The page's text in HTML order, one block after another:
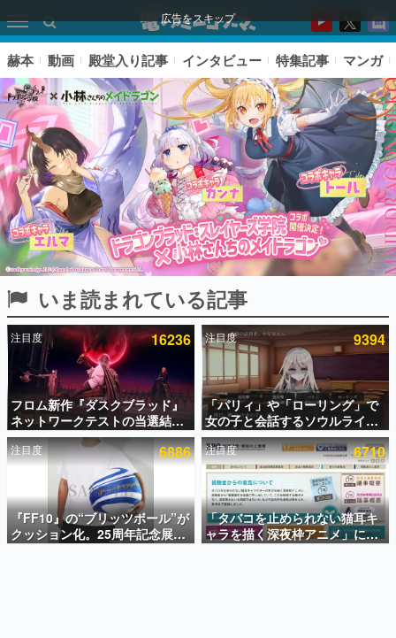
広告をスキップ
ピックアップ
電ファミのいま読まれている記事ランキング
アプリセール情報
インタビュー
連載・特集一覧
殿堂入り記事
SNS拡散数が数千以上！ ページビュー数万以上！ などな
ど。多くの人々に読まれた、電ファミ渾身の“殿堂入り”記
事をまとめました。
赫本 動画 殿堂入り記事 インタビュー 特集記事 マンガ
いま読まれている記事
注目度 16236
フロム新作『ダスクブラッド』
ネットワークテストの当選結果
が8月7日22時に発表。応募サイ
トのマイページから確認可能、
テスト実施は8月21日～24日
注目度 9394
「パリィ」や「ローリング」で
女の子と会話するソウルライク
恋愛ゲーム『小早川さんはソウ
ルライク』無料公開。返事に失
敗すると「YOU DIED」
注目度 6886
『FF10』の“ブリッツボール”が
クッション化。25周年記念展
「FINAL FANTASY X
注目度 6710
「タバコを止められない猫耳キ
ャラを描く深夜枠アニメ」に視
聴者の一部から批判意見。違法